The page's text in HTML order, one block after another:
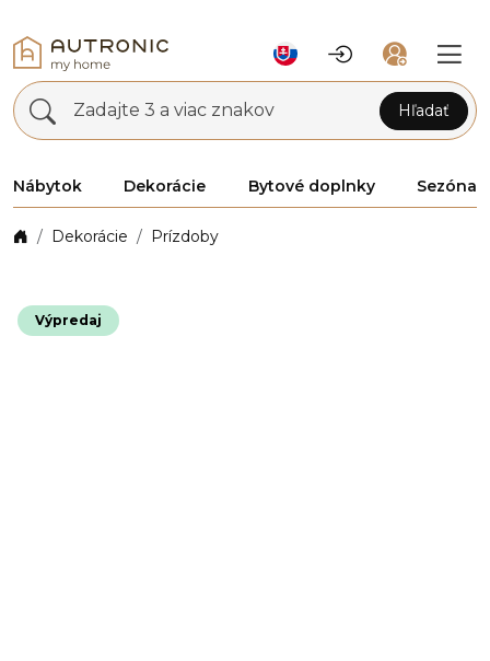
Zadajte 3 a viac znakov Hľadať
Nábytok Dekorácie Bytové doplnky Sezóna
Dekorácie Prízdoby
Výpredaj